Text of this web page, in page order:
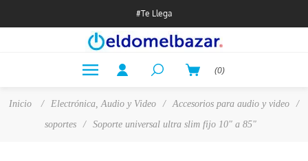
#Te Llega
(0)
Inicio / Electrónica, Audio y Video / Accesorios para audio y video
/
soportes
/ Soporte universal ultra slim fijo 10" a 85"